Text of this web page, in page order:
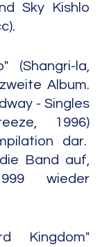
Sky Kishlo
(Shangri-la,
Album.
- Singles
1996)
dar.
Band auf,
wieder
Kingdom"